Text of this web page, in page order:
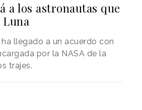
a los astronautas que
llegado a un acuerdo con
por la NASA de la
trajes.